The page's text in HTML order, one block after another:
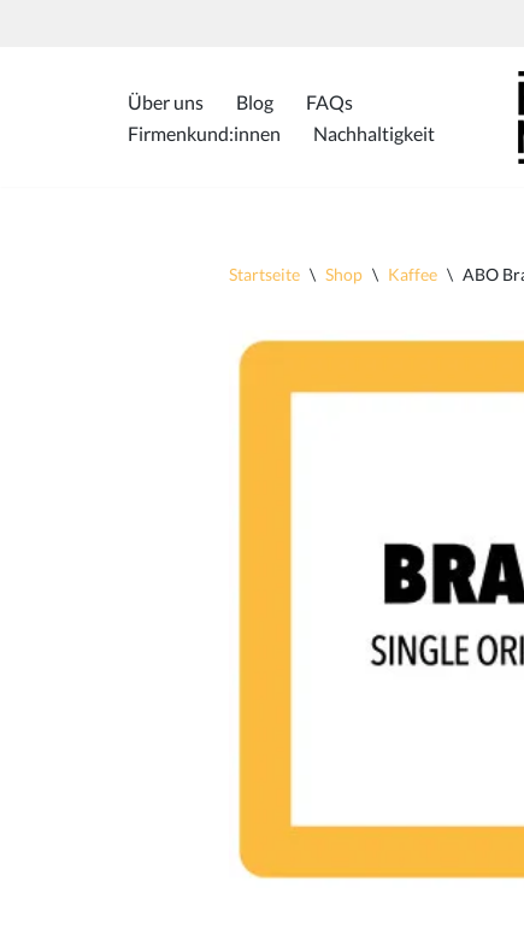
Über uns Blog
FAQs
Firmenkund:innen
Nachhaltigkeit
Startseite \ Shop \ Kaffee \ ABO